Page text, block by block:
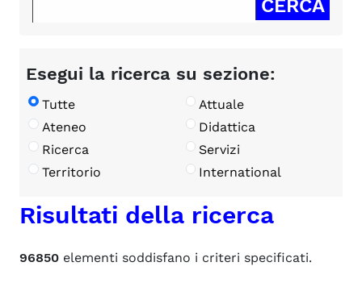
Esegui la ricerca su sezione:
Tutte
Attuale
Ateneo
Didattica
Ricerca
Servizi
Territorio
International
Risultati della ricerca
96850 elementi soddisfano i criteri specificati.